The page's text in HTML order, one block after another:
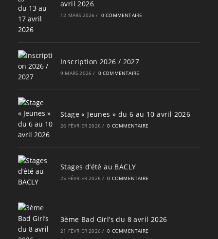
avril 2026
12 MARS 2026 / 0 COMMENTAIRE
Inscription 2026 / 2027
9 MARS 2026 / 0 COMMENTAIRE
Stage « Jeunes » du 6 au 10 avril 2026
26 FÉVRIER 2026 / 0 COMMENTAIRE
Stages d’été au BACLY
25 FÉVRIER 2026 / 0 COMMENTAIRE
3ème Bad Girl’s du 8 avril 2026
21 FÉVRIER 2026 / 0 COMMENTAIRE